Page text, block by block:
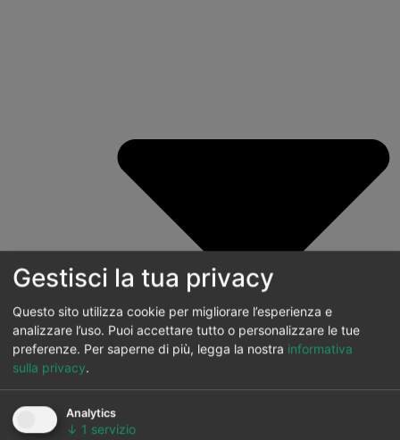
Gestisci la tua privacy
Questo sito utilizza cookie per migliorare l’esperienza e
analizzare l’uso. Puoi accettare tutto o personalizzare le tue
preferenze. Per saperne di più, legga la nostra informativa
sulla privacy.
Analytics
↓ 1 servizio